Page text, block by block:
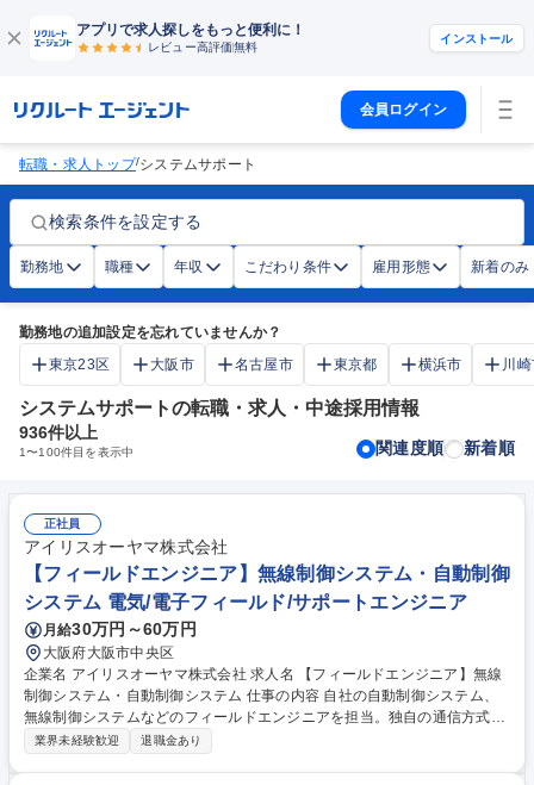
アプリで求人探しをもっと便利に！
レビュー高評価無料
インストール
会員ログイン
転職・求人トップ/システムサポート
検索条件を設定する
勤務地 職種 年収 こだわり条件 雇用形態 新着のみ
勤務地の追加設定を忘れていませんか？
東京23区
大阪市 名古屋市 東京都 横浜市 川
システムサポートの転職・求人・中途採用情報
936件以上
1〜100件目を表示中 関連度順 新着順
正社員
アイリスオーヤマ株式会社
【フィールドエンジニア】無線制御システム・自動制御
システム 電気/電子フィールド/サポートエンジニア
月給30万円～60万円
大阪府大阪市中央区
企業名 アイリスオーヤマ株式会社 求人名 【フィールドエンジニア】無線
制御システム・自動制御システム 仕事の内容 自社の自動制御システム、
無線制御システムなどのフィールドエンジニアを担当。独自の通信方式
『メッシュリンク』を採用し高速＆安定した通信を実現する無線制御シス
業界未経験歓迎 退職金あり